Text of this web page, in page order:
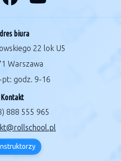
biura
22 lok U5
Warszawa
pt: godz. 9-16
Kontakt
888 555 965